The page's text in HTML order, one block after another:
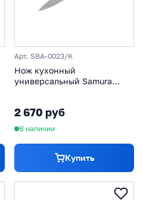
Арт. SBA-0023/K
Нож кухонный
универсальный Samura
2 670 руб
В наличии
Купить